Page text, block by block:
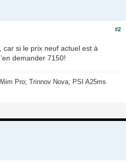
#2
car si le prix neuf actuel est à
demander 7150!
Pro; Trinnov Nova; PSI A25ms